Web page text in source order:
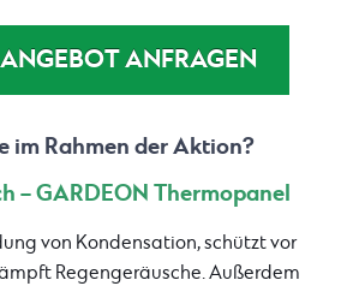
ANFRAGEN
im Rahmen der Aktion?
– GARDEON Thermopanel
von Kondensation, schützt vor
Regengeräusche. Außerdem